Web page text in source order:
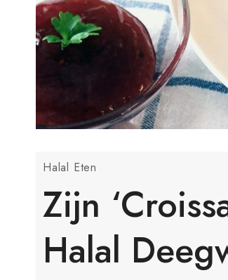
Halal Eten
Zijn
Halal